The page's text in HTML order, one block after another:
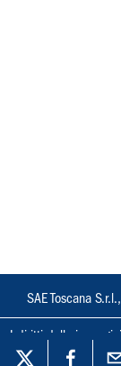
SAE Toscana
I diritti delle
loro riproduzione